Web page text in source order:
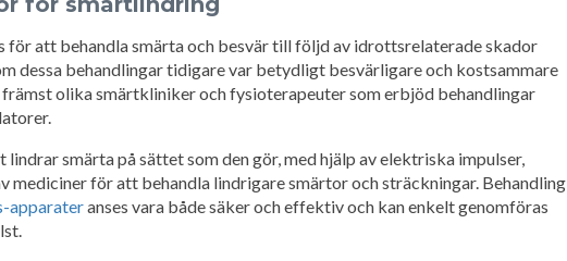
för att behandla smärta och besvär till följd av idrottsrelaterade skador
dessa behandlingar tidigare var betydligt besvärligare och kostsammare
främst olika smärtkliniker och fysioterapeuter som erbjöd behandlingar
lindrar smärta på sättet som den gör, med hjälp av elektriska impulser,
mediciner för att behandla lindrigare smärtor och sträckningar. Behandling
apparateranses vara både säker och effektiv och kan enkelt genomföras